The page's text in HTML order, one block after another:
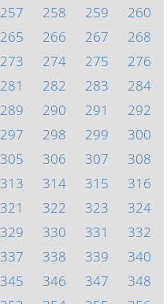
257 258 259
260
265 266 267
268
273 274 275
276
281 282 283
284
289 290 291
292
297 298 299
300
305 306 307
308
313 314 315
316
321 322 323
324
329 330 331
332
337 338 339
340
345 346 347
348